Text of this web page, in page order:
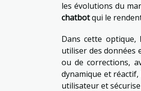
les évolutions du
chatbotqui le
Dans cette optique,
utiliser des données
ou de corrections,
dynamique et
utilisateur et